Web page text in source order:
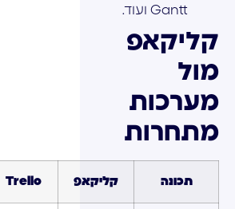
Gantt ועוד.
קליקאפ
מול
מערכות
מתחרות
תכונה קליקאפ Trello